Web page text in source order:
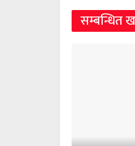
सम्बन्धित